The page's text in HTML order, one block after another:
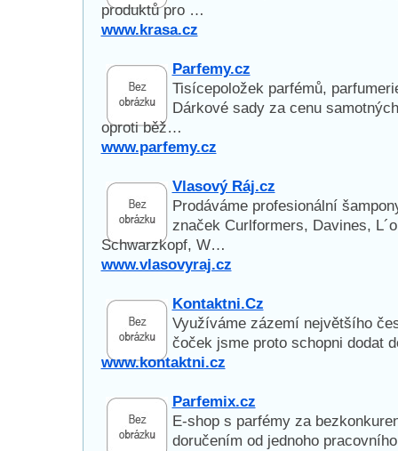
produktů pro …
www.krasa.cz
Parfemy.cz
Tisícepoložek parfémů,
Dárkové sady za cenu
oproti běž…
www.parfemy.cz
Vlasový Ráj.cz
Prodáváme profesionální
značek Curlformers, Davines,
Schwarzkopf, W…
www.vlasovyraj.cz
Kontaktni.Cz
Využíváme zázemí největšího
čoček jsme proto schopni dodat
www.kontaktni.cz
Parfemix.cz
E-shop s parfémy za
doručením od jednoho